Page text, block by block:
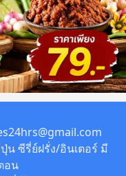
น ซีรี่ย์ฝรั่ง/อินเตอร์ มี
อน